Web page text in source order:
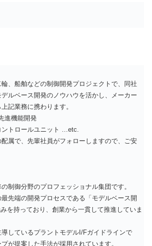
、船舶などの制御開発プロジェクトで、同社
ルベース開発のノウハウを活かし、メーカー
記業務に携わります。
進機能開発
ントロールユニット …etc.
属で、先輩社員がフォローしますので、ご安
制御分野のプロフェッショナル集団です。
先端の開発プロセスである「モデルベース開
を持っており、創業から一貫して推進していま
しているプラントモデルI/Fガイドラインで
が提案した手法が採用されています。